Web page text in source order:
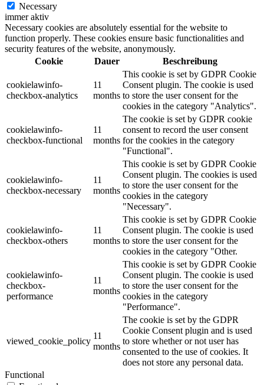
Necessary
immer aktiv
Necessary cookies are absolutely essential for the website to
function properly. These cookies ensure basic functionalities and
security features of the website, anonymously.
Cookie
Dauer Beschreibung
cookielawinfo-
checkbox-analytics
11
months
This cookie is set by GDPR Cookie
Consent plugin. The cookie is used
to store the user consent for the
cookies in the category "Analytics".
cookielawinfo-
checkbox-functional
11
months
The cookie is set by GDPR cookie
consent to record the user consent
for the cookies in the category
"Functional".
cookielawinfo-
checkbox-necessary
11
months
This cookie is set by GDPR Cookie
Consent plugin. The cookies is used
to store the user consent for the
cookies in the category
"Necessary".
cookielawinfo-
checkbox-others
11
months
This cookie is set by GDPR Cookie
Consent plugin. The cookie is used
to store the user consent for the
cookies in the category "Other.
cookielawinfo-
checkbox-
performance
11
months
This cookie is set by GDPR Cookie
Consent plugin. The cookie is used
to store the user consent for the
cookies in the category
"Performance".
viewed_cookie_policy
11
months
The cookie is set by the GDPR
Cookie Consent plugin and is used
to store whether or not user has
consented to the use of cookies. It
does not store any personal data.
Functional